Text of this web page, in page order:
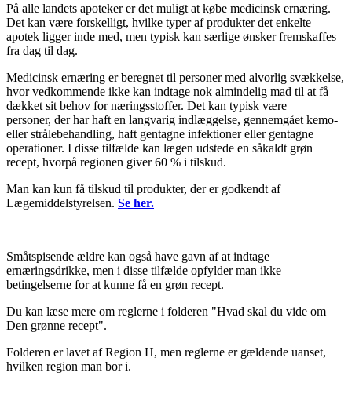
På alle landets apoteker er det muligt at købe medicinsk ernæring.
Det kan være forskelligt, hvilke typer af produkter det enkelte
apotek ligger inde med, men typisk kan særlige ønsker fremskaffes
fra dag til dag.
Medicinsk ernæring er beregnet til personer med alvorlig svækkelse,
hvor vedkommende ikke kan indtage nok almindelig mad til at få
dækket sit behov for næringsstoffer. Det kan typisk være
personer, der har haft en langvarig indlæggelse, gennemgået kemo-
eller strålebehandling, haft gentagne infektioner eller gentagne
operationer. I disse tilfælde kan lægen udstede en såkaldt grøn
recept, hvorpå regionen giver 60 % i tilskud.
Man kan kun få tilskud til produkter, der er godkendt af
Lægemiddelstyrelsen. Se her.
Småtspisende ældre kan også have gavn af at indtage
ernæringsdrikke, men i disse tilfælde opfylder man ikke
betingelserne for at kunne få en grøn recept.
Du kan læse mere om reglerne i folderen "Hvad skal du vide om
Den grønne recept".
Folderen er lavet af Region H, men reglerne er gældende uanset,
hvilken region man bor i.